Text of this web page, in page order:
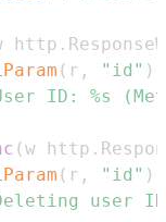
http .
( r , "id" )
ID: %s
(w http .
( r , "id" )
user